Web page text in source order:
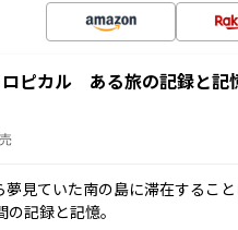
ロピカル ある旅の記録と
夢見ていた南の島に滞在するこ
記録と記憶。